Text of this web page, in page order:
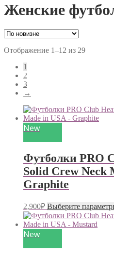
Женские
Отображение 1–12 из 29
1
2
3
→
New
Футболки PRO
Solid Crew Neck
Graphite
2,900₽ Выберите
New